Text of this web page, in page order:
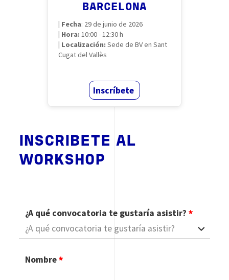
BARCELONA
| Fecha: 29 de junio de 2026
| Hora: 10:00 - 12:30 h
| Localización: Sede de BV en Sant
Cugat del Vallès
Inscríbete
INSCRIBETE AL
WORKSHOP
¿A qué convocatoria te gustaría asistir?
Nombre